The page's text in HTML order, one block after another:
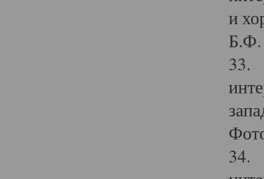
и
Б.Ф.
33.
34.